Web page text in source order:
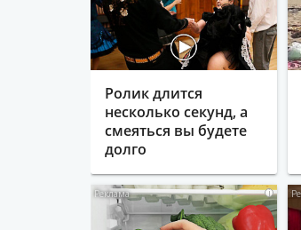
Ролик длится
несколько секунд, а
смеяться вы будете
долго
i